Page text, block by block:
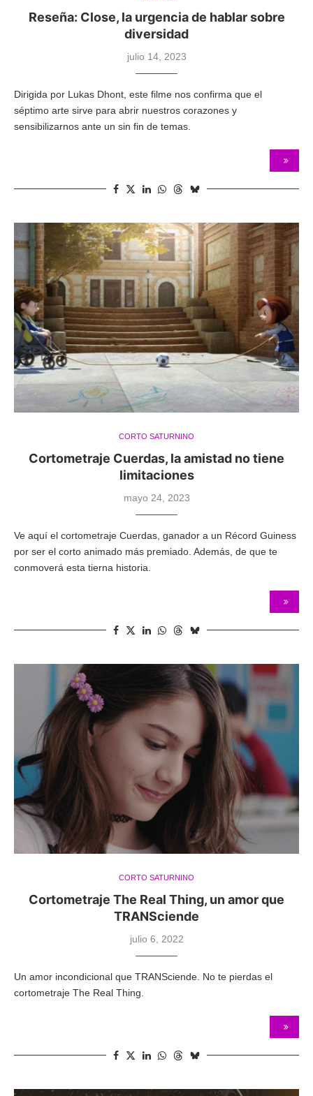
Reseña: Close, la urgencia de hablar sobre
diversidad
julio 14, 2023
Dirigida por Lukas Dhont, este filme nos confirma que el
séptimo arte sirve para abrir nuestros corazones y
sensibilizarnos ante un sin fin de temas.
CORTO SATURNINO
Cortometraje Cuerdas, la amistad no tiene
limitaciones
mayo 24, 2023
Ve aquí el cortometraje Cuerdas, ganador a un Récord Guiness
por ser el corto animado más premiado. Además, de que te
conmoverá esta tierna historia.
CORTO SATURNINO
Cortometraje The Real Thing, un amor que
TRANSciende
julio 6, 2022
Un amor incondicional que TRANSciende. No te pierdas el
cortometraje The Real Thing.